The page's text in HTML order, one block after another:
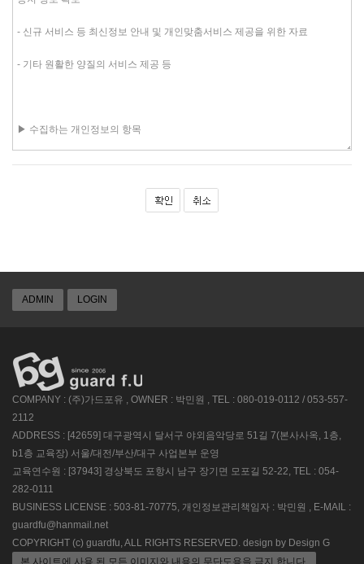
ADMIN LOGIN
COMPANY : (주)가드포유 , OWNER : 박민원 , TEL : 080-019-0112 / 053-557-
2112
ADDRESS : [42659] 대구광역시 달서구 야외음악당로 51길 7(본사사옥, 1층,
b1층 교육장) 서울/대전/부산/대구 사업본부 운영
교육연수원 : [37943] 경상북도 포항시 남구 장기면 모포길 52-22, TEL : 054-
282-0111
BUSINESS LICENSE : 503-81-70775, 개인정보관리책임자 : 박민원 , E-MAIL :
guardfu@hanmail.net
COPYRIGHT (c) guardfu, ALL RIGHTS RESERVED. design by Design G